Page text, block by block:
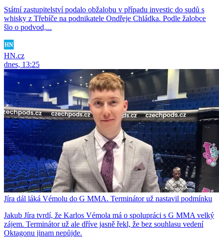
Státní zastupitelství podalo obžalobu v případu investic do sudů s
whisky z Třebíče na podnikatele Ondřeje Chládka. Podle žalobce
šlo o podvod,...
HN.cz
dnes, 13:25
Jíra dál láká Vémolu do G MMA. Terminátor už nastavil podmínku
Jakub Jíra tvrdí, že Karlos Vémola má o spolupráci s G MMA velký
zájem. Terminátor už ale dříve jasně řekl, že bez souhlasu vedení
Oktagonu jinam nepůjde.